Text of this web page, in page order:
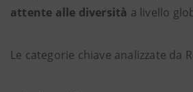
attente alle diversità a livello
Le categorie chiave analizzate da